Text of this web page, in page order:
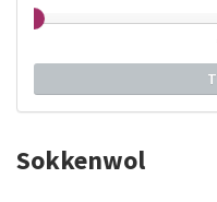
Sokkenwol